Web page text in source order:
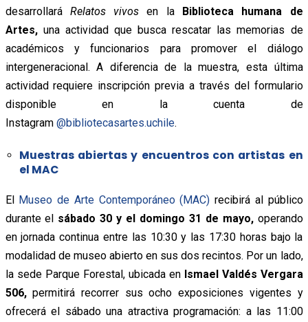
desarrollará Relatos vivos en la Biblioteca humana de
Artes,una actividad que busca rescatar las memorias de
académicos y funcionarios para promover el diálogo
intergeneracional. A diferencia de la muestra, esta última
actividad requiere inscripción previa a través del formulario
disponible en la cuenta de
Instagram @bibliotecasartes.uchile.
Muestras abiertas y encuentros con artistas en
el MAC
El Museo de Arte Contemporáneo (MAC) recibirá al público
durante el sábado 30 y el domingo 31 de mayo,operando
en jornada continua entre las 10:30 y las 17:30 horas bajo la
modalidad de museo abierto en sus dos recintos. Por un lado,
la sede Parque Forestal, ubicada en Ismael Valdés Vergara
506,permitirá recorrer sus ocho exposiciones vigentes y
ofrecerá el sábado una atractiva programación: a las 11:00